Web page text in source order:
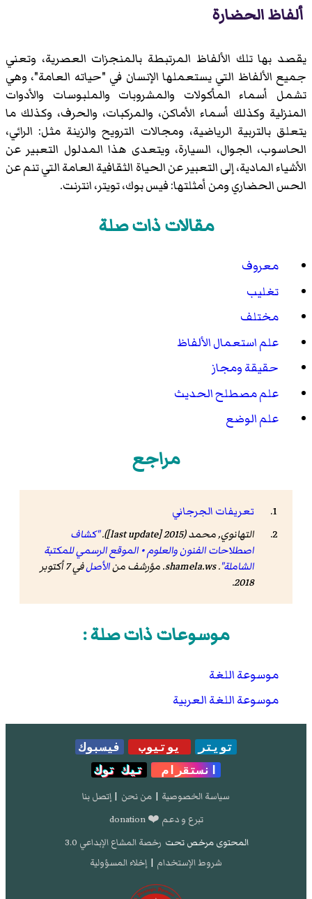
ألفاظ الحضارة
يقصد بها تلك الألفاظ المرتبطة بالمنجزات العصرية، وتعني
جميع الألفاظ التي يستعملها الإنسان في "حياته العامة"، وهي
تشمل أسماء المأكولات والمشروبات والملبوسات والأدوات
المنزلية وكذلك أسماء الأماكن، والمركبات، والحرف، وكذلك ما
يتعلق بالتربية الرياضية، ومجالات الترويح والزينة مثل: الرائي،
الحاسوب، الجوال، السيارة، ويتعدى هذا المدلول التعبير عن
الأشياء المادية، إلى التعبير عن الحياة الثقافية العامة التي تنم عن
الحس الحضاري ومن أمثلتها: فيس بوك، تويتر، انترنت.
مقالات ذات صلة
معروف
تغليب
مختلف
علم استعمال الألفاظ
حقيقة ومجاز
علم مصطلح الحديث
علم الوضع
مراجع
تعريفات الجرجاني
التهانوي, محمد (2015 [last update]).
"كشاف
اصطلاحات الفنون والعلوم • الموقع الرسمي للمكتبة
الشاملة".
shamela.ws. مؤرشف منالأصل
في 7 أكتوبر
2018
.
موسوعات ذات صلة :
موسوعة اللغة
موسوعة اللغة العربية
تويتر يوتيوب
فيسبوك
انستقرام
تيك توك
سياسة الخصوصية | من نحن | إتصل بنا
تبرع و دعم ❤️ donation
المحتوى مرخص تحت رخصة المشاع الإبداعي 3.0
شروط الإستخدام | إخلاء المسؤولية